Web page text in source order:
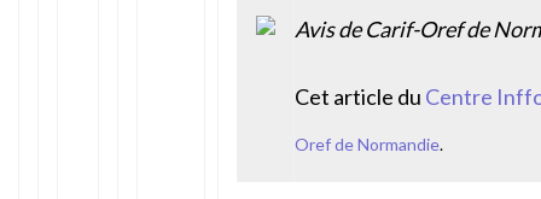
Avis de Carif-Oref de
Cet article du Centre
Oref de Normandie.